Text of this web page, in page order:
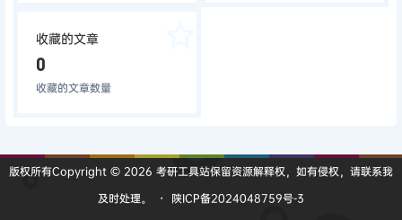
收藏的文章
0
收藏的文章数量
版权所有Copyright © 2026 考研工具站保留资源解释权，如有侵权，请联系我
及时处理。
・
陕ICP备2024048759号-3